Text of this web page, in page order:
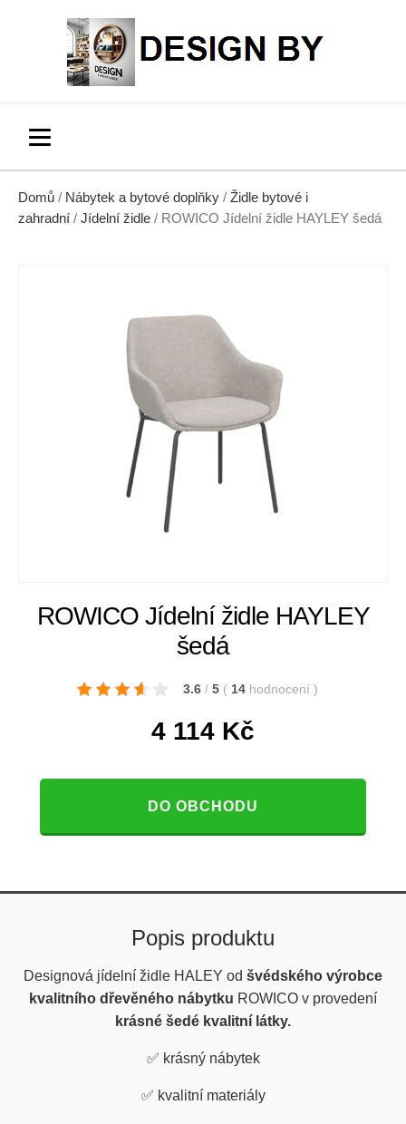
Domů / Nábytek a bytové doplňky / Židle bytové i
zahradní / Jídelní židle / ROWICO Jídelní židle HAYLEY šedá
ROWICO Jídelní židle HAYLEY
šedá
3.6 / 5 ( 14 hodnocení )
4 114 Kč
DO OBCHODU
Popis produktu
Designová jídelní židle HALEY od švédského výrobce
kvalitního dřevěného nábytku ROWICO v provedení
krásné šedé kvalitní látky.
✅ krásný nábytek
✅ kvalitní materiály